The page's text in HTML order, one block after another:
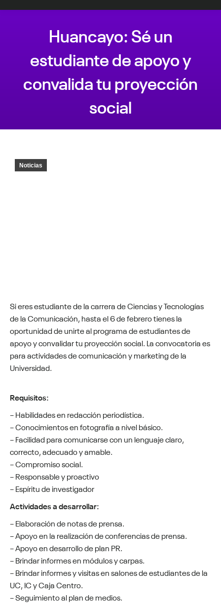
Huancayo: Sé un
estudiante de apoyo y
convalida tu proyección
social
Noticias
Si eres estudiante de la carrera de Ciencias y Tecnologías
de la Comunicación, hasta el 6 de febrero tienes la
oportunidad de unirte al programa de estudiantes de
apoyo y convalidar tu proyección social. La convocatoria es
para actividades de comunicación y marketing de la
Universidad.
Requisitos:
– Habilidades en redacción periodística.
– Conocimientos en fotografía a nivel básico.
– Facilidad para comunicarse con un lenguaje claro,
correcto, adecuado y amable.
– Compromiso social.
– Responsable y proactivo
– Espíritu de investigador
Actividades a desarrollar:
– Elaboración de notas de prensa.
– Apoyo en la realización de conferencias de prensa.
– Apoyo en desarrollo de plan PR.
– Brindar informes en módulos y carpas.
– Brindar informes y visitas en salones de estudiantes de la
UC, IC y Caja Centro.
– Seguimiento al plan de medios.